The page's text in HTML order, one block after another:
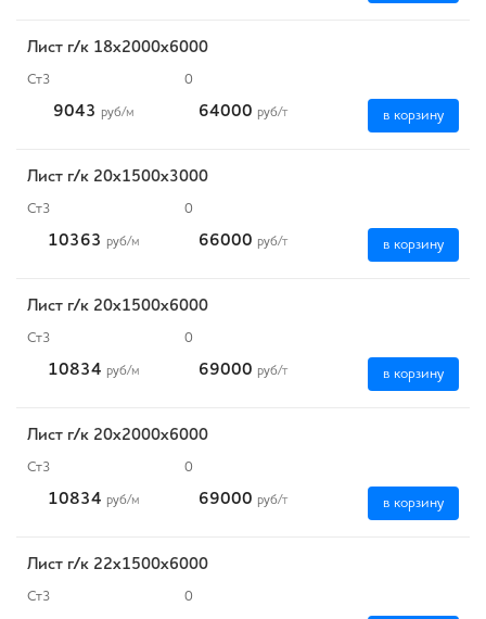
Лист г/к 18х2000х6000
Ст3 0
9043 руб/м 64000 руб/т в корзину
Лист г/к 20х1500х3000
Ст3 0
10363 руб/м 66000 руб/т в корзину
Лист г/к 20х1500х6000
Ст3 0
10834 руб/м 69000 руб/т в корзину
Лист г/к 20х2000х6000
Ст3 0
10834 руб/м 69000 руб/т в корзину
Лист г/к 22х1500х6000
Ст3 0